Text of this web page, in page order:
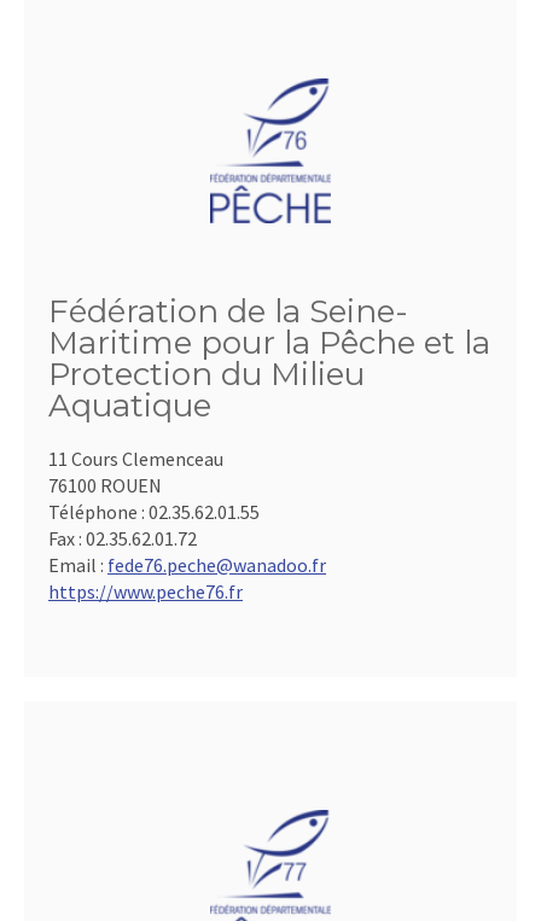
Fédération de la Seine-
Maritime pour la Pêche et la
Protection du Milieu
Aquatique
11 Cours Clemenceau
76100 ROUEN
Téléphone : 02.35.62.01.55
Fax : 02.35.62.01.72
Email : fede76.peche@wanadoo.fr
https://www.peche76.fr